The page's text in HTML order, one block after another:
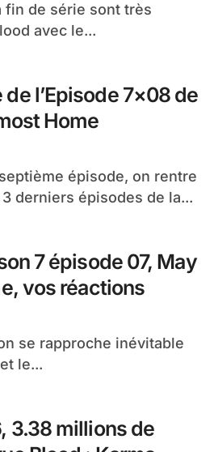
avec le...
l’Episode 7×08 de
Home
derniers épisodes de la...
7 épisode 07, May
vos réactions
le...
3.38 millions de